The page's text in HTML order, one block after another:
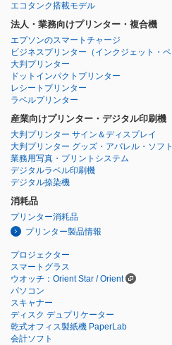
エコタンク搭載モデル
法人・業務向けプリンター・複合機
エプソンのスマートチャージ
ビジネスプリンター （インクジェット・
大判プリンター
ドットインパクトプリンター
レシートプリンター
ラベルプリンター
産業向けプリンター・デジタル印刷機
大判プリンター サイン＆ディスプレイ
大判プリンター グッズ・アパレル・ソフ
業務用写真・プリントシステム
デジタルラベル印刷機
デジタル捺染機
消耗品
プリンター消耗品
プリンター製品情報
プロジェクター
スマートグラス
ウオッチ：Orient Star / Orient
パソコン
スキャナー
ディスク デュプリケーター
乾式オフィス製紙機 PaperLab
会計ソフト